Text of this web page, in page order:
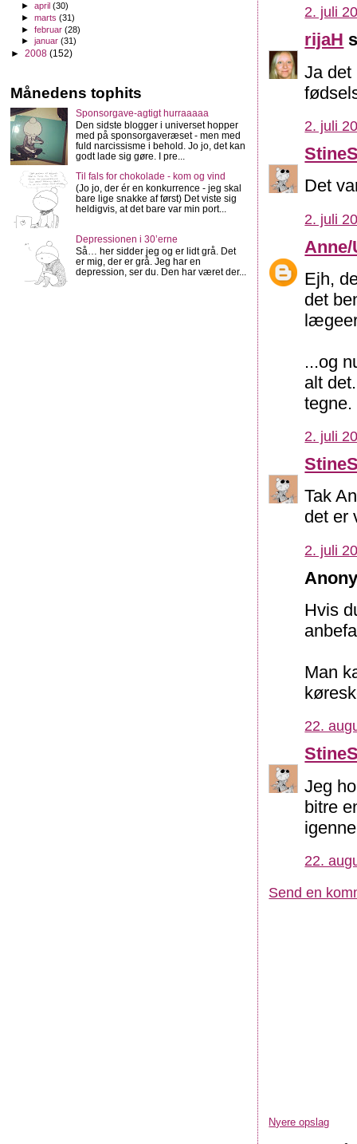
2. juli
rijaH
Ja det
2. juli
Det
2. juli
Ejh,
det
...og
alt
2. juli
Tak
det er
2. juli
Hvis
Man
22.
Jeg
bitre
22.
Send en
Nyere opslag
►april(30)
►marts(31)
►februar(28)
►januar(31)
► 2008 (152)
Månedens tophits
Sponsorgave-agtigt hurraaaaa
Den sidste blogger i universet hopper
med på sponsorgaveræset - men med
fuld narcissisme i behold. Jo jo, det kan
godt lade sig gøre. I pre...
Til fals for chokolade - kom og vind
(Jo jo, der ér en konkurrence - jeg skal
bare lige snakke af først) Det viste sig
heldigvis, at det bare var min port...
Depressionen i 30’erne
Så… her sidder jeg og er lidt grå. Det
er mig, der er grå. Jeg har en
depression, ser du. Den har været der...